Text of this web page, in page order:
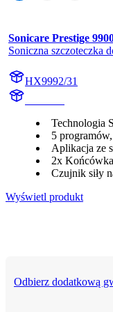
Sonicare Prestige
Soniczna szczoteczka
HX9992/31
Technologia
5
Aplikacja ze
2x
Czujnik siły
Wyświetl produkt
Odbierz dodatkową